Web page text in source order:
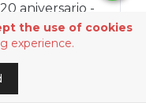
the use of cookies
experience.
aniversario -